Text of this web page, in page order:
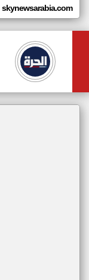
skynewsarabia.com